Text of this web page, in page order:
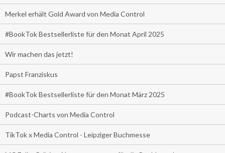
Merkel erhält Gold Award von Media Control
#BookTok Bestsellerliste für den Monat April 2025
Wir machen das jetzt!
Papst Franziskus
#BookTok Bestsellerliste für den Monat März 2025
Podcast-Charts von Media Control
TikTok x Media Control - Leipziger Buchmesse